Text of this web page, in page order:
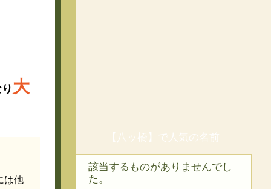
大
は他
【八ッ橋】で人気の名前
該当するものがありませんでし
た。